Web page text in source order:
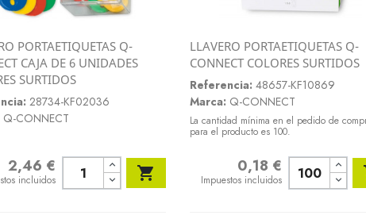
Vista rápida
PORTAETIQUETAS Q-
CAJA DE 6 UNIDADES
SURTIDOS
28734-KF02036
Q-CONNECT
2,46 €
incluidos 
Vista rápida
LLAVERO PORTAETIQUETAS Q-
CONNECT COLORES SURTIDOS
Referencia: 48657-KF10869
Marca: Q-CONNECT
La cantidad mínima en el pedido de
para el producto es 100.
0,18 €
Impuestos incluidos